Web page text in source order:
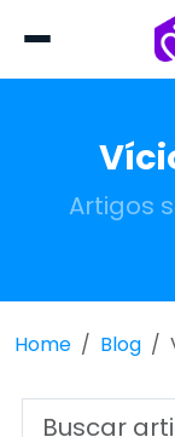
Artigos
Home Blog